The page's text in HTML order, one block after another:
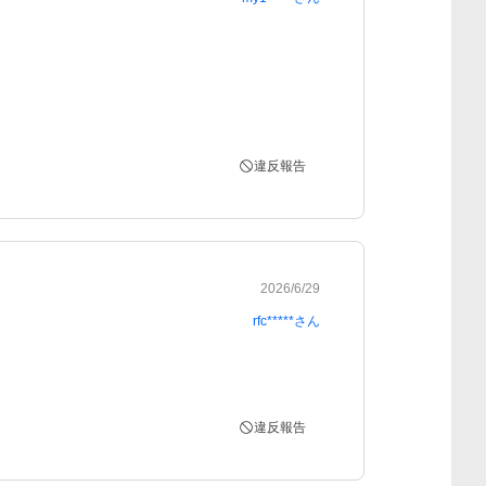
違反報告
2026/6/29
rfc*****さん
違反報告